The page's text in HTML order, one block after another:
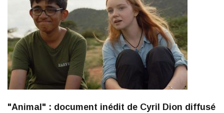
"Animal" : document inédit de Cyril Dion diffusé